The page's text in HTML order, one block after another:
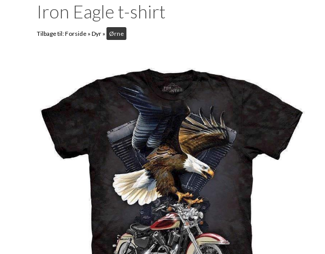
Iron Eagle t-shirt
Tilbage til:Forside » Dyr » Ørne